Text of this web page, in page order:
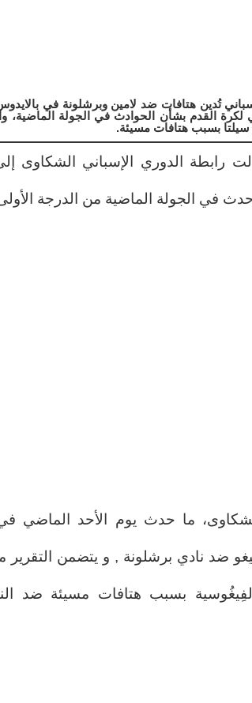
تُدين هتافات ضد لامين وبرشلونة في
لكرة القدم بشأن الحوادث في الجولة
بسبب هتافات مسيئة.
رابطة الدوري الإسباني الشكاوى
في الجولة الماضية من الدرجة
ما حدث يوم الأحد الماضي
ضد نادي برشلونة , و يتضمن
بسبب هتافات مسيئة ضد